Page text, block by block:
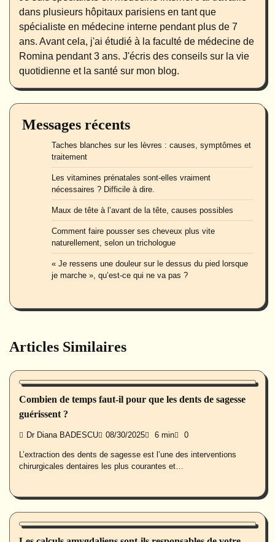
dans plusieurs hôpitaux parisiens en tant que
spécialiste en médecine interne pendant plus de 7
ans. Avant cela, j'ai étudié à la faculté de médecine de
Romina pendant 3 ans. J'écris des conseils sur la vie
quotidienne et la santé sur mon blog.
Messages récents
Taches blanches sur les lèvres : causes, symptômes et
traitement
Les vitamines prénatales sont-elles vraiment
nécessaires ? Difficile à dire.
Maux de tête à l’avant de la tête, causes possibles
Comment faire pousser ses cheveux plus vite
naturellement, selon un trichologue
« Je ressens une douleur sur le dessus du pied lorsque
je marche », qu’est-ce qui ne va pas ?
Articles Similaires
Santé buccale
Combien de temps faut-il pour que les dents de sagesse
guérissent ?
Dr Diana BADESCU 08/30/2025 6 min 0
L’extraction des dents de sagesse est l’une des interventions
chirurgicales dentaires les plus courantes et…
Santé buccale